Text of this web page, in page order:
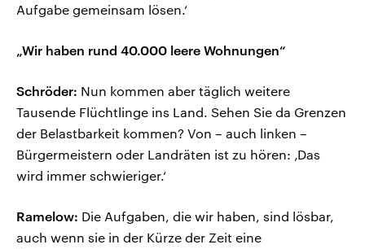
Aufgabe gemeinsam lösen.‘
„Wir haben rund 40.000 leere Wohnungen“
Schröder: Nun kommen aber täglich weitere
Tausende Flüchtlinge ins Land. Sehen Sie da Grenzen
der Belastbarkeit kommen? Von – auch linken –
Bürgermeistern oder Landräten ist zu hören: ‚Das
wird immer schwieriger.‘
Ramelow: Die Aufgaben, die wir haben, sind lösbar,
auch wenn sie in der Kürze der Zeit eine